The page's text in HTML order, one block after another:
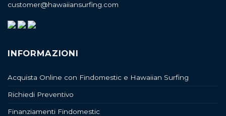
customer@hawaiiansurfing.com
INFORMAZIONI
Acquista Online con Findomestic e Hawaiian Surfing
Richiedi Preventivo
Finanziamenti Findomestic